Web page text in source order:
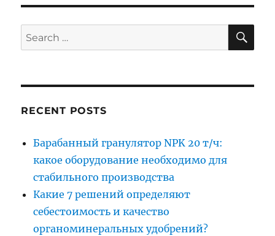
Search
for:
RECENT POSTS
Барабанный гранулятор NPK 20 т/ч:
какое оборудование необходимо для
стабильного производства
Какие 7 решений определяют
себестоимость и качество
органоминеральных удобрений?